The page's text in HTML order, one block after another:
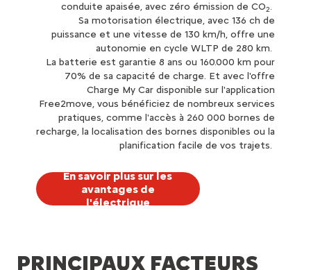
conduite apaisée, avec zéro émission de CO2.
Sa motorisation électrique, avec 136 ch de
puissance et une vitesse de 130 km/h, offre une
autonomie en cycle WLTP de 280 km.
La batterie est garantie 8 ans ou 160.000 km pour
70% de sa capacité de charge. Et avec l'offre
Charge My Car disponible sur l'application
Free2move, vous bénéficiez de nombreux services
pratiques, comme l'accès à 260 000 bornes de
recharge, la localisation des bornes disponibles ou la
planification facile de vos trajets.
En savoir plus sur les
avantages de
l'électrique
PRINCIPAUX FACTEURS